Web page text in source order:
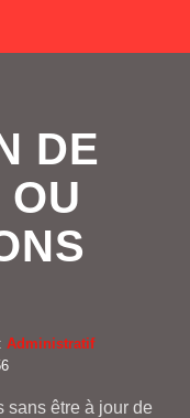
DE
OU
Administratif
sans être à jour de